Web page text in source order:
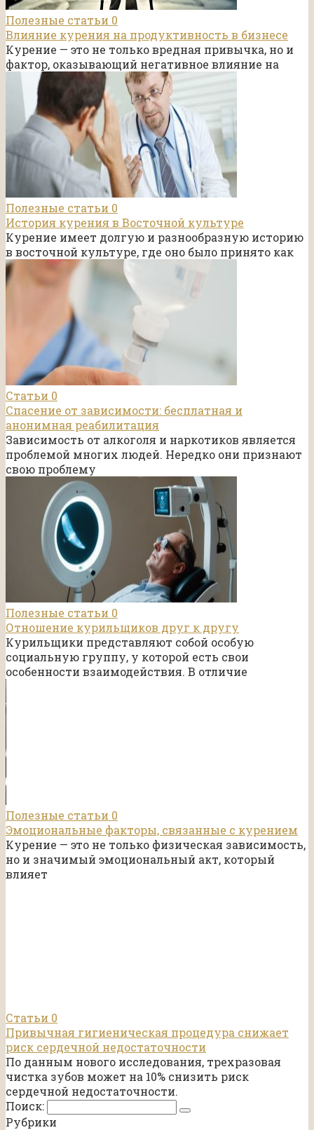
Полезные статьи 0
Влияние курения на продуктивность в бизнесе
Курение — это не только вредная привычка, но и
фактор, оказывающий негативное влияние на
Полезные статьи 0
История курения в Восточной культуре
Курение имеет долгую и разнообразную историю
в восточной культуре, где оно было принято как
Статьи 0
Спасение от зависимости: бесплатная и
анонимная реабилитация
Зависимость от алкоголя и наркотиков является
проблемой многих людей. Нередко они признают
свою проблему
Полезные статьи 0
Отношение курильщиков друг к другу
Курильщики представляют собой особую
социальную группу, у которой есть свои
особенности взаимодействия. В отличие
Полезные статьи 0
Эмоциональные факторы, связанные с курением
Курение — это не только физическая зависимость,
но и значимый эмоциональный акт, который
влияет
Статьи 0
Привычная гигиеническая процедура снижает
риск сердечной недостаточности
По данным нового исследования, трехразовая
чистка зубов может на 10% снизить риск
сердечной недостаточности.
Поиск:
Рубрики